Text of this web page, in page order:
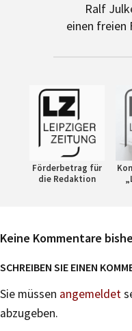
Ralf
einen freien
Förderbetrag für
die Redaktion
Keine Kommentare
SCHREIBEN SIE EINEN
Sie müssen angemeldet
abzugeben.